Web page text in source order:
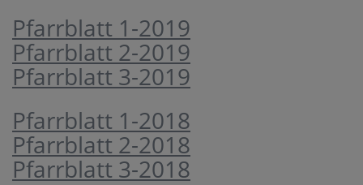
Pfarrblatt 1-2019
Pfarrblatt 2-2019
Pfarrblatt 3-2019
Pfarrblatt 1-2018
Pfarrblatt 2-2018
Pfarrblatt 3-2018